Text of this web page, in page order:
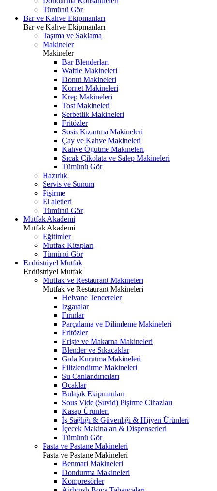
Tümünü Gör
Bar ve Kahve Ekipmanları
Bar ve Kahve Ekipmanları
Taşıma ve Saklama
Makineler
Makineler
Bar Blenderları
Waffle Makineleri
Donut Makineleri
Kornet Makineleri
Krep Makineleri
Tost Makineleri
Şerbetlik Makineleri
Fritözler
Sosis Kızartma Makineleri
Çay ve Kahve Makineleri
Kahve Öğütme Makineleri
Sıcak Çikolata ve Salep Makineleri
Tümünü Gör
Hazırlık
Servis ve Sunum
Pişirme
El aletleri
Tümünü Gör
Mutfak Akademi
Mutfak Akademi
Eğitimler
Mutfak Kitapları
Tümünü Gör
Endüstriyel Mutfak
Endüstriyel Mutfak
Mutfak ve Restaurant Makineleri
Mutfak ve Restaurant Makineleri
Helvane Tencereler
Izgaralar
Fırınlar
Parçalama ve Dilimleme Makineleri
Fritözler
Erişte ve Makarna Makineleri
Blender ve Sıkacaklar
Gıda Kurutma Makineleri
Filizlendirme Makineleri
Su Canlandırıcıları
Ocaklar
Bulaşık Ekipmanları
Sous Vide (Suvid) Pişirme Cihazları
Kasap Ürünleri
İş Sağlığı & Güvenliği & Hijyen Ürünleri
İçecek Makinaları & Dispenserleri
Tümünü Gör
Pasta ve Pastane Makineleri
Pasta ve Pastane Makineleri
Benmari Makineleri
Dondurma Makineleri
Kompresörler